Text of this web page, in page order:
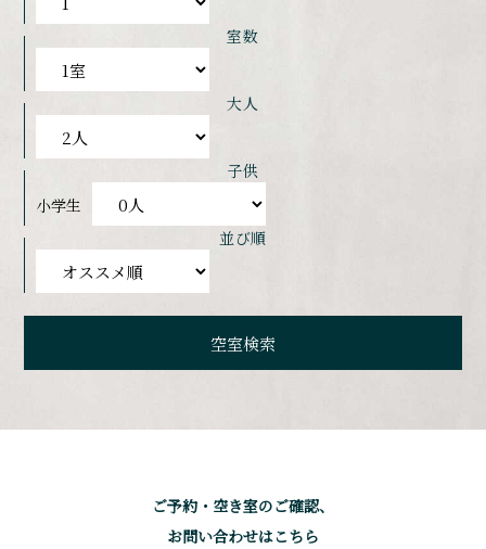
室数
大人
子供
小学生
並び順
ご予約・空き室のご確認、
お問い合わせはこちら